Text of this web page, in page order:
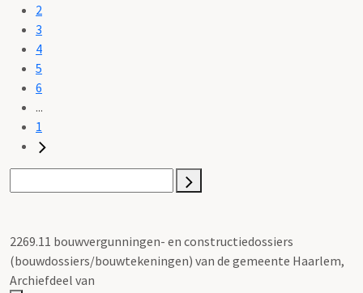
2
3
4
5
6
...
1
2269.11 bouwvergunningen- en constructiedossiers
(bouwdossiers/bouwtekeningen) van de gemeente Haarlem,
Archiefdeel van